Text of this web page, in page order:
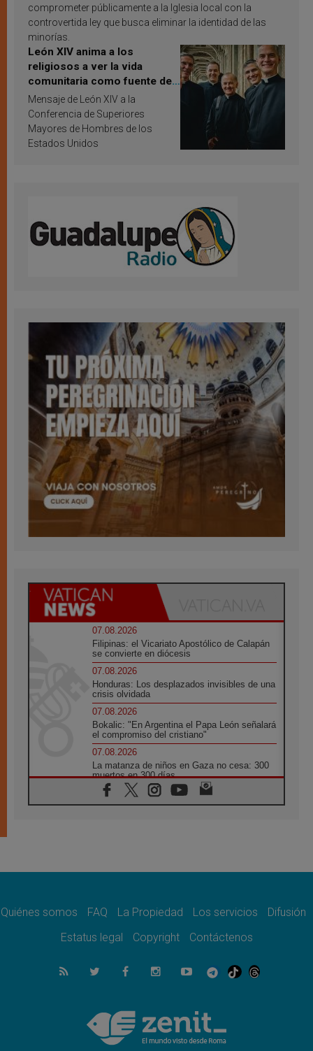
comprometer públicamente a la Iglesia local con la
controvertida ley que busca eliminar la identidad de las
minorías.
León XIV anima a los
religiosos a ver la vida
comunitaria como fuente de
inspiración y santificación
Mensaje de León XIV a la
Conferencia de Superiores
Mayores de Hombres de los
Estados Unidos
07.08.2026
Filipinas: el Vicariato Apostólico de Calapán
se convierte en diócesis
07.08.2026
Honduras: Los desplazados invisibles de una
crisis olvidada
07.08.2026
Bokalic: "En Argentina el Papa León señalará
el compromiso del cristiano"
07.08.2026
La matanza de niños en Gaza no cesa: 300
muertos en 300 días
07.08.2026
Tagle: La guerra desfigura el mundo, solo la
como misión al servicio del Evangelio
SIGNIS 2026, dar voz a las religiosas en el
07.08.2026
Lanzan un proyecto de empoderamiento
Programa oficial del Viaje Apostólico del
Papa León XIV a Francia
Quiénes somos FAQ La Propiedad Los servicios
Difusión
Estatus legal
Copyright Contáctenos